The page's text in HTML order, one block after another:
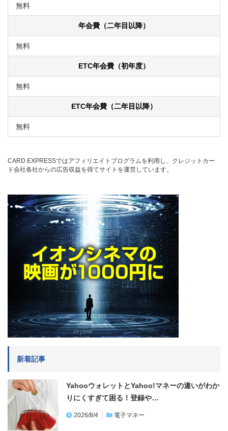
無料
年会費（二年目以降）
無料
ETC年会費（初年度）
無料
ETC年会費（二年目以降）
無料
CARD EXPRESSではアフィリエイトプログラムを利用し、クレジットカー
ド会社各社からの広告収益を得てサイトを運営しています。
新着記事
YahooウォレットとYahoo!マネーの違いがわか
りにくすぎて困る！登録や…
2026/8/4 電子マネー